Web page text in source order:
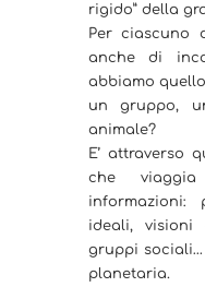
rigido” della
Per ciascuno
anche di
abbiamo
un gruppo,
animale?
E’ attraverso
che
informazioni:
ideali, visioni
gruppi
planetaria.